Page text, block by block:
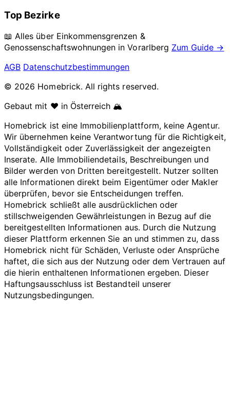
Top Bezirke
📖 Alles über Einkommensgrenzen &
Genossenschaftswohnungen inVorarlberg Zum Guide →
AGB Datenschutzbestimmungen
© 2026 Homebrick. All rights reserved.
Gebaut mit ❤️ in Österreich 🏔️
Homebrick ist eine Immobilienplattform, keine Agentur.
Wir übernehmen keine Verantwortung für die Richtigkeit,
Vollständigkeit oder Zuverlässigkeit der angezeigten
Inserate. Alle Immobiliendetails, Beschreibungen und
Bilder werden von Dritten bereitgestellt. Nutzer sollten
alle Informationen direkt beim Eigentümer oder Makler
überprüfen, bevor sie Entscheidungen treffen.
Homebrick schließt alle ausdrücklichen oder
stillschweigenden Gewährleistungen in Bezug auf die
bereitgestellten Informationen aus. Durch die Nutzung
dieser Plattform erkennen Sie an und stimmen zu, dass
Homebrick nicht für Schäden, Verluste oder Ansprüche
haftet, die sich aus der Nutzung oder dem Vertrauen auf
die hierin enthaltenen Informationen ergeben. Dieser
Haftungsausschluss ist Bestandteil unserer
Nutzungsbedingungen.